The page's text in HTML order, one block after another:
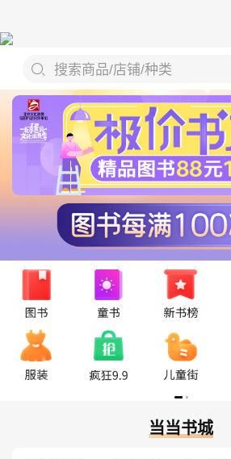
搜索商品/店铺/种类
当当书城